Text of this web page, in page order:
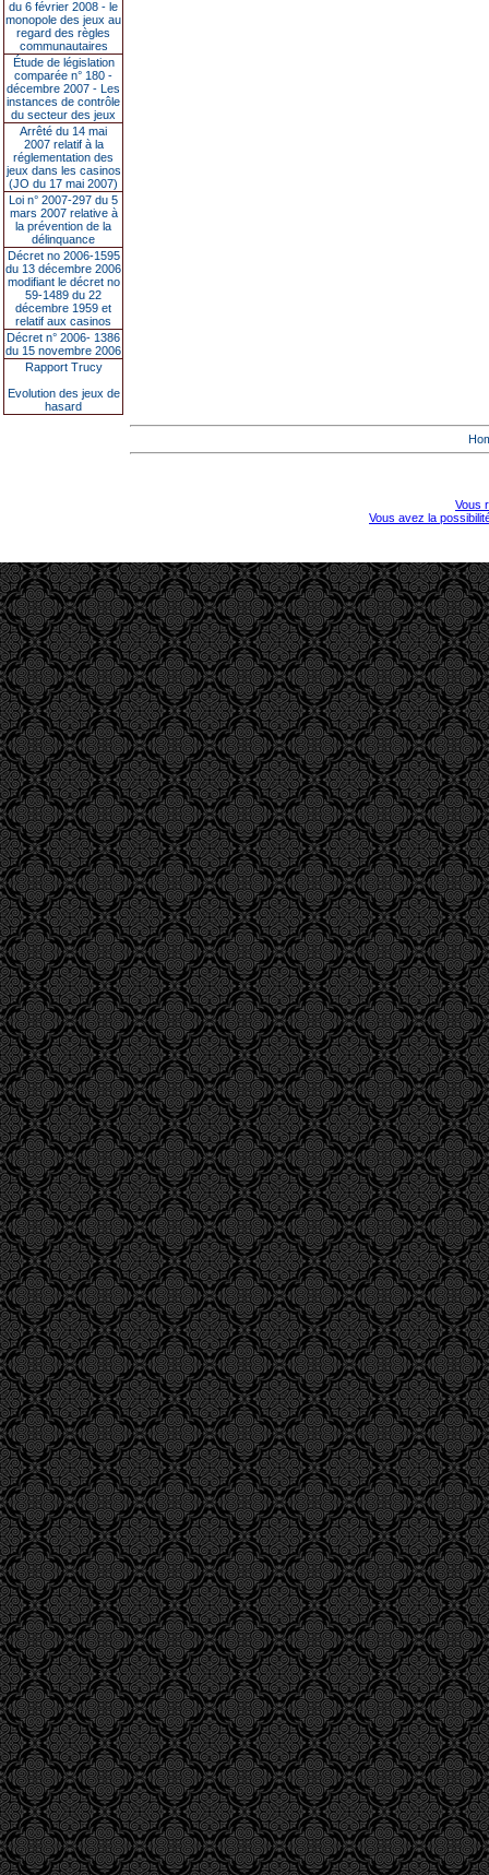
du 6 février 2008 - le
monopole des jeux au
regard des règles
communautaires
Étude de législation
comparée n° 180 -
décembre 2007 - Les
instances de contrôle
du secteur des jeux
Arrêté du 14 mai
2007 relatif à la
réglementation des
jeux dans les casinos
(JO du 17 mai 2007)
Loi n° 2007-297 du 5
mars 2007 relative à
la prévention de la
délinquance
Décret no 2006-1595
du 13 décembre 2006
modifiant le décret no
59-1489 du 22
décembre 1959 et
relatif aux casinos
Décret n° 2006- 1386
du 15 novembre 2006
Rapport Trucy
Evolution des jeux de
hasard
Vous
Vous avez la